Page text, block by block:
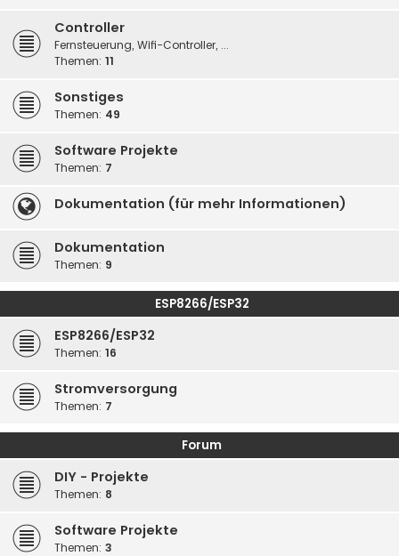
Controller
Fernsteuerung, Wifi-Controller, ...
Themen: 11
Sonstiges
Themen: 49
Software Projekte
Themen: 7
Dokumentation (für mehr Informationen)
Dokumentation
Themen: 9
ESP8266/ESP32
ESP8266/ESP32
Themen: 16
Stromversorgung
Themen: 7
Forum
DIY - Projekte
Themen: 8
Software Projekte
Themen: 3